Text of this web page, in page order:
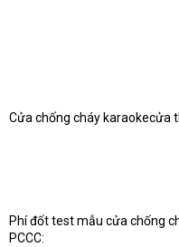
Cửa chống cháy karaokecửa
Phí đốt test mẫu cửa chống
PCCC: